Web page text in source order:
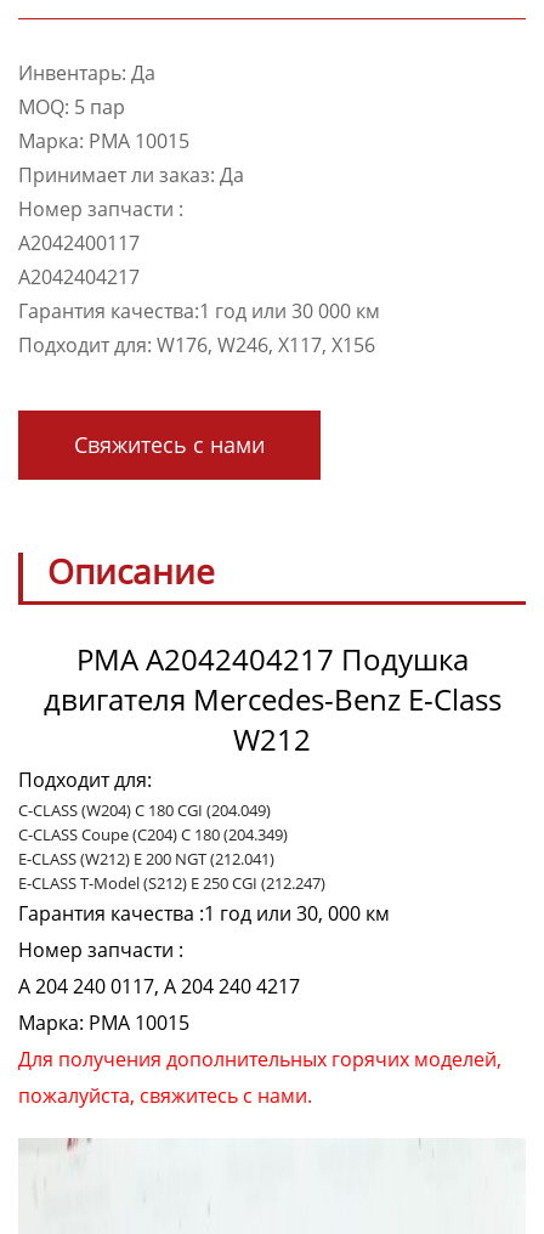
Инвентарь: Да
MOQ: 5 пар
Марка: PMA 10015
Принимает ли заказ: Да
Номер запчасти :
A2042400117
A2042404217
Гарантия качества:1 год или 30 000 км
Подходит для: W176, W246, X117, X156
Свяжитесь с нами
Описание
PMA A2042404217 Подушка
двигателя Mercedes-Benz E-Class
W212
Подходит для:
C-CLASS (W204) C 180 CGI (204.049)
C-CLASS Coupe (C204) C 180 (204.349)
E-CLASS (W212) E 200 NGT (212.041)
E-CLASS T-Model (S212) E 250 CGI (212.247)
Гарантия качества :1 год или 30, 000 км
Номер запчасти :
A 204 240 0117, A 204 240 4217
Марка: PMA 10015
Для получения дополнительных горячих моделей,
пожалуйста, свяжитесь с нами.